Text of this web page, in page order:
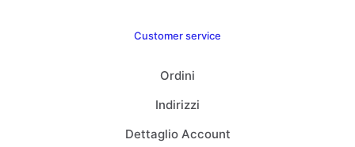
Customer service
Ordini
Indirizzi
Dettaglio Account